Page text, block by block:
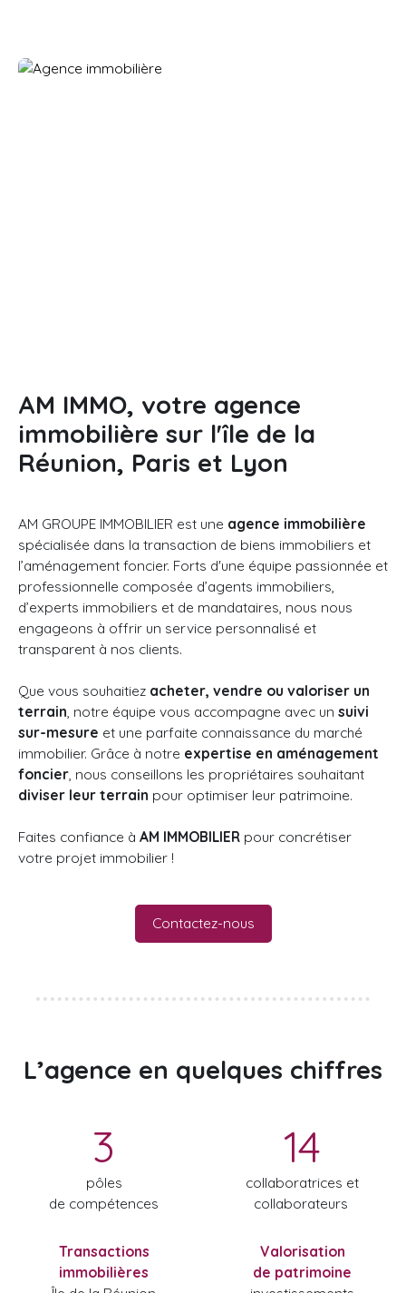
AM IMMO, votre agence
immobilière sur l'île de la
Réunion, Paris et Lyon
AM GROUPE IMMOBILIER est une agence immobilière
spécialisée dans la transaction de biens immobiliers et
l’aménagement foncier. Forts d'une équipe passionnée et
professionnelle composée d’agents immobiliers,
d’experts immobiliers et de mandataires, nous nous
engageons à offrir un service personnalisé et
transparent à nos clients.
Que vous souhaitiez acheter, vendre ou valoriser un
terrain , notre équipe vous accompagne avec un suivi
sur-mesure et une parfaite connaissance du marché
immobilier. Grâce à notre expertise en aménagement
foncier , nous conseillons les propriétaires souhaitant
diviser leur terrain pour optimiser leur patrimoine.
Faites confiance à AM IMMOBILIER pour concrétiser
votre projet immobilier !
Contactez-nous
L’agence en quelques chiffres
3
pôles
de compétences
14
collaboratrices et
collaborateurs
Transactions
immobilières
Valorisation
de patrimoine